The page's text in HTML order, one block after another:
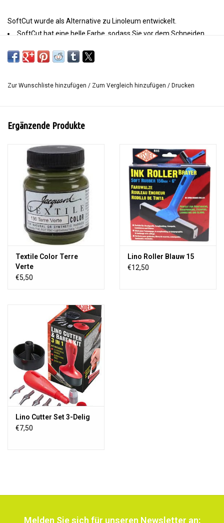
SoftCut wurde als Alternative zu Linoleum entwickelt.
SoftCut hat eine helle Farbe, sodass Sie vor dem Schneiden
Mit Softcut können Sie ganz einfach Ihre eigenen Stempel-
ohne viel Kraftaufwand durch, ohne dass es zerbröckelt.
Drucken erhalten.
Zur Wunschliste hinzufügen / Zum Vergleich hinzufügen / Drucken
Ergänzende Produkte
Textile Color Terre
Verte
€5,50
Lino Roller Blauw 15
€12,50
Lino Cutter Set 3-Delig
€7,50
Melden Sie sich für unseren Newsletter an: